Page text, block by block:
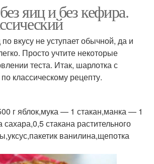
яиц и без кефира.
вкусу не уступает обычной, да и
Просто учтите некоторые
теста. Итак, шарлотка с
классическому рецепту.
г яблок,мука — 1 стакан,манка — 1
сахара,0,5 стакана растительного
ванилина,щепотка